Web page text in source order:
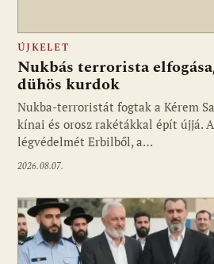
ÚJKELET
Nukbás terrorista
dühös kurdok
Nukba-terroristát fogtak a Kérem
kínai és orosz rakétákkal épít újjá.
légvédelmét Erbilből, a…
2026.08.07.